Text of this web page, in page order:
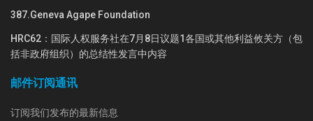
387.Geneva Agape Foundation
HRC62：国际人权服务社在7月8日议题1各国或其他利益攸关方（包
括非政府组织）的总结性发言中内容
邮件订阅通讯
订阅我们发布的最新信息